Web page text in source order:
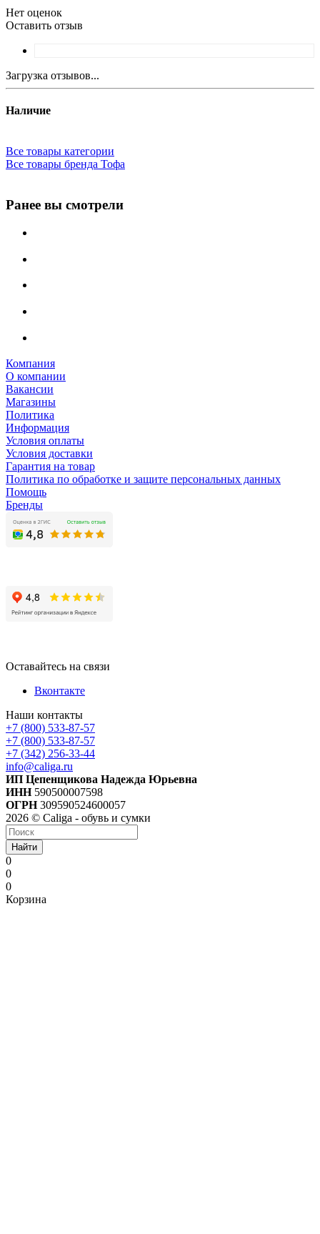
Нет оценок
Оставить отзыв
Загрузка отзывов...
Наличие
Все товары категории
Все товары бренда Тофа
Ранее вы смотрели
Компания
О компании
Вакансии
Магазины
Политика
Информация
Условия оплаты
Условия доставки
Гарантия на товар
Политика по обработке и защите персональных данных
Помощь
Бренды
Оставайтесь на связи
Вконтакте
Наши контакты
+7 (800) 533-87-57
+7 (800) 533-87-57
+7 (342) 256-33-44
info@caliga.ru
ИП Цепенщикова Надежда Юрьевна
ИНН 590500007598
ОГРН309590524600057
2026 © Caliga - обувь и сумки
Найти
0
0
0
Корзина